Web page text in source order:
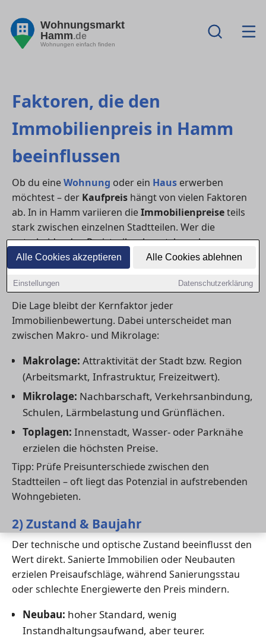
Alle Cookies akzeptieren Alle Cookies ablehnen
Einstellungen Datenschutzerklärung
Wohnungsmarkt
Hamm.de
Wohnungen einfach finden
Faktoren, die den
Immobilienpreis in Hamm
beeinflussen
Ob du eineWohnung oder ein Haus erwerben
möchtest – der Kaufpreis hängt von vielen Faktoren
ab. In in Hamm variieren dieImmobilienpreiseteils
stark zwischen einzelnen Stadtteilen. Wer die
entscheidenden Preistreiber kennt, kann besser
verhandeln und den Markt realistisch einschätzen.
1) Lage: der wichtigste Preisfaktor
Die Lage bleibt der Kernfaktor jeder
Immobilienbewertung. Dabei unterscheidet man
zwischen Makro- und Mikrolage:
Makrolage: Attraktivität der Stadt bzw. Region
(Arbeitsmarkt, Infrastruktur, Freizeitwert).
Mikrolage: Nachbarschaft, Verkehrsanbindung,
Schulen, Lärmbelastung und Grünflächen.
Toplagen: Innenstadt, Wasser- oder Parknähe
erzielen die höchsten Preise.
Tipp: Prüfe Preisunterschiede zwischen den
Stadtteilen – oft liegt das Potenzial in aufstrebenden
Wohngebieten.
2) Zustand & Baujahr
Der technische und optische Zustand beeinflusst den
Wert direkt. Sanierte Immobilien oder Neubauten
erzielen Preisaufschläge, während Sanierungsstau
oder schlechte Energiewerte den Preis mindern.
Neubau: hoher Standard, wenig
Instandhaltungsaufwand, aber teurer.